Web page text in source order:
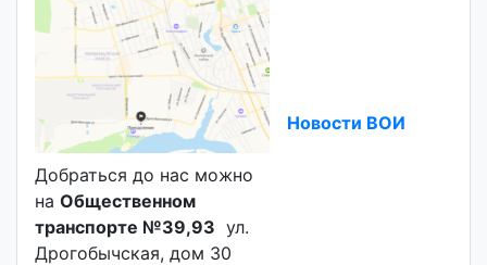
Добраться до нас можно
на Общественном
транспорте №39,93 ул.
Дрогобычская, дом 30
Новости ВОИ